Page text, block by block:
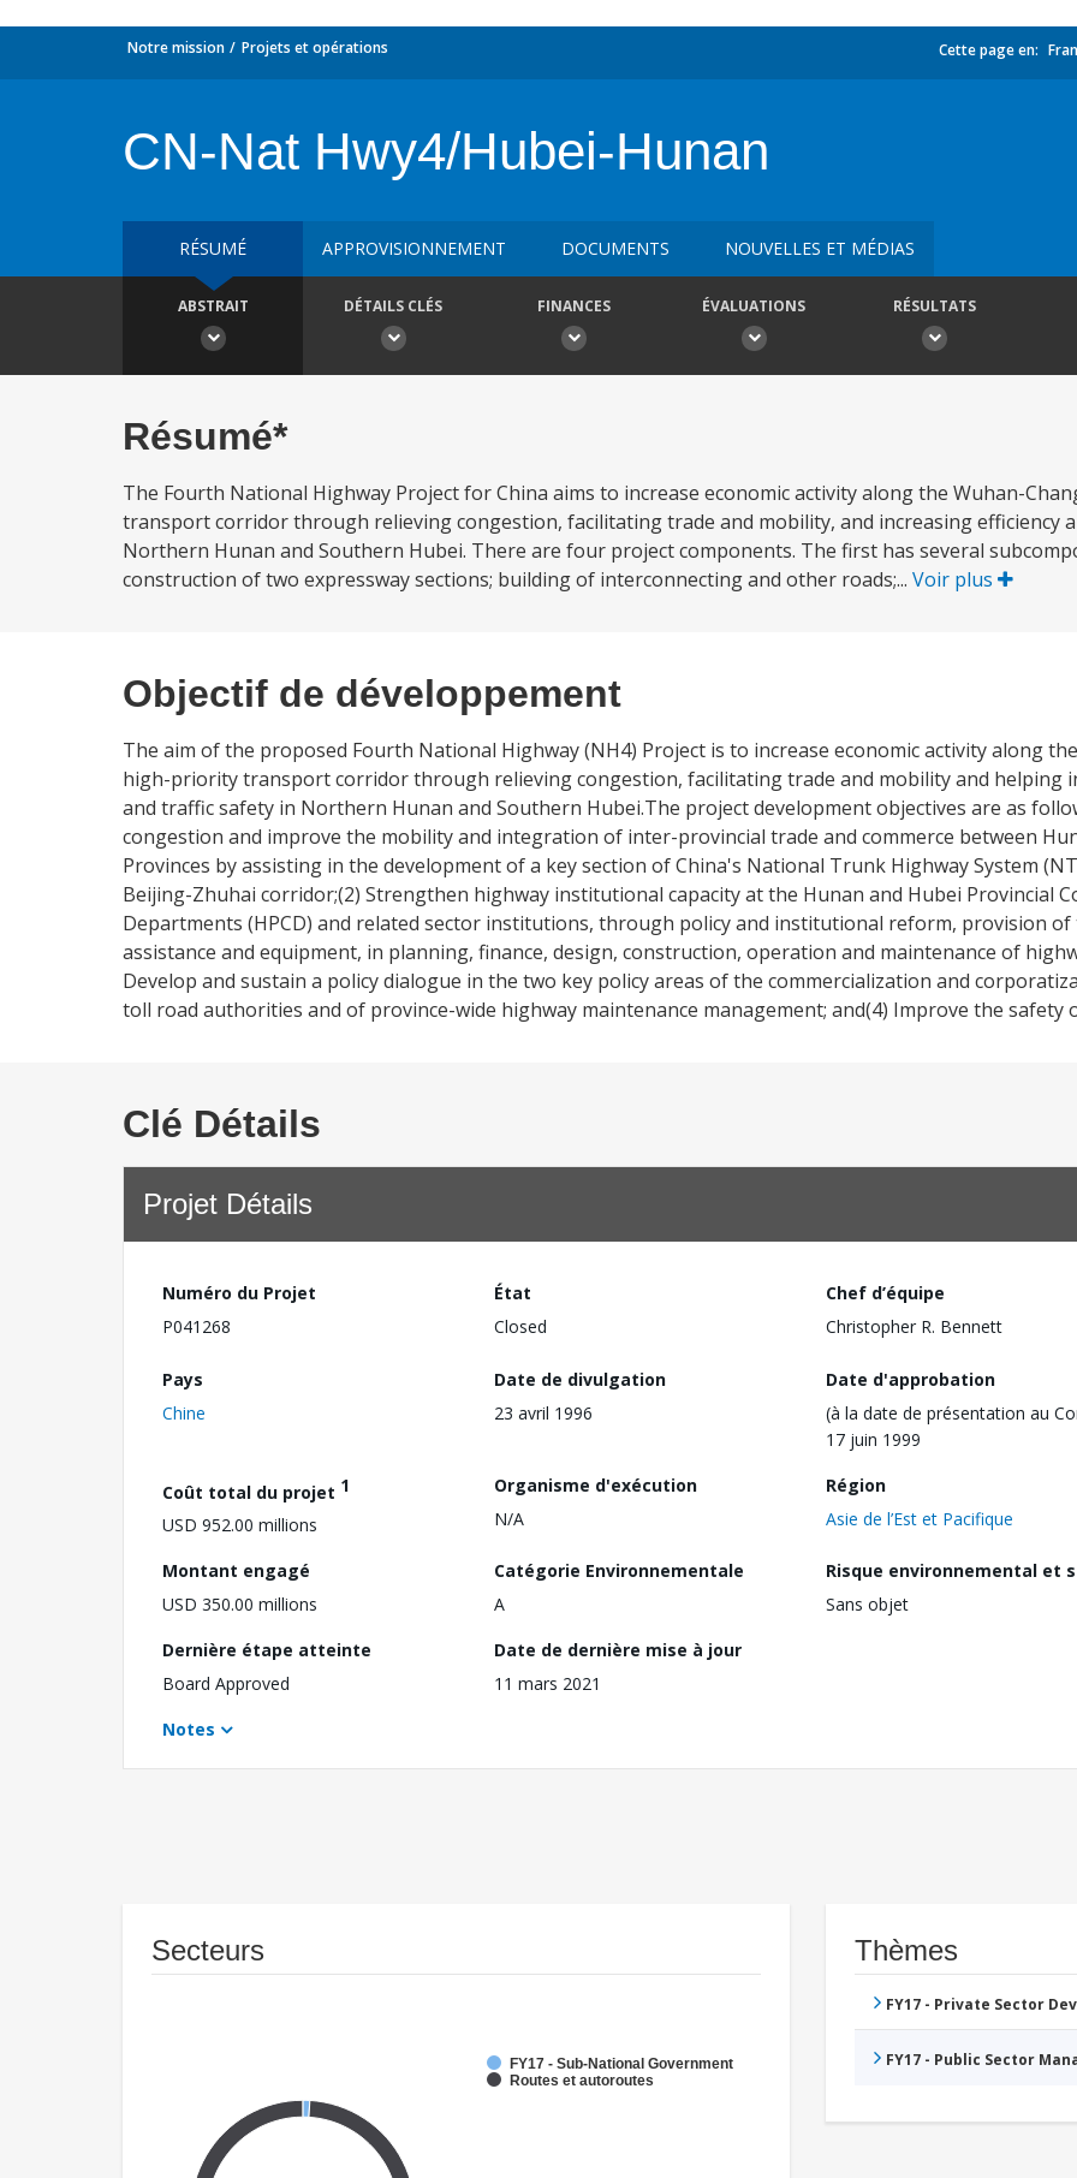
Notre mission Projets et opérations Cette page en:
CN-Nat Hwy4/Hubei-Hunan
RÉSUMÉ APPROVISIONNEMENT DOCUMENTS NOUVELLES ET MÉDIAS
ABSTRAIT DÉTAILS CLÉS FINANCES ÉVALUATIONS RÉSULTATS
Résumé*
The Fourth National Highway Project for China aims to increase economic activity along the Wuhan-
transport corridor through relieving congestion, facilitating trade and mobility, and increasing efficiency
Northern Hunan and Southern Hubei. There are four project components. The first has several
construction of two expressway sections; building of interconnecting and other roads;... Voir plus
Objectif de développement
The aim of the proposed Fourth National Highway (NH4) Project is to increase economic activity along
high-priority transport corridor through relieving congestion, facilitating trade and mobility and helping
and traffic safety in Northern Hunan and Southern Hubei.The project development objectives are as
congestion and improve the mobility and integration of inter-provincial trade and commerce between
Provinces by assisting in the development of a key section of China's National Trunk Highway System
Beijing-Zhuhai corridor;(2) Strengthen highway institutional capacity at the Hunan and Hubei Provincial
Departments (HPCD) and related sector institutions, through policy and institutional reform, provision
assistance and equipment, in planning, finance, design, construction, operation and maintenance of
Develop and sustain a policy dialogue in the two key policy areas of the commercialization and
toll road authorities and of province-wide highway maintenance management; and(4) Improve the safety
Clé Détails
Projet Détails
Numéro du Projet
P041268
État
Closed
Chef d’équipe
Christopher R. Bennett
Pays
Chine
Date de divulgation
23 avril 1996
Date d'approbation
(à la date de présentation au
17 juin 1999
Coût total du projet 1
USD 952.00 millions
Organisme d'exécution
N/A
Région
Asie de l’Est et Pacifique
Montant engagé
USD 350.00 millions
Catégorie Environnementale
A
Risque environnemental et
Sans objet
Dernière étape atteinte
Board Approved
Date de dernière mise à jour
11 mars 2021
Notes
Secteurs
FY17 - Sub-National Government
Routes et autoroutes
Thèmes
FY17 - Private Sector
FY17 - Public Sector